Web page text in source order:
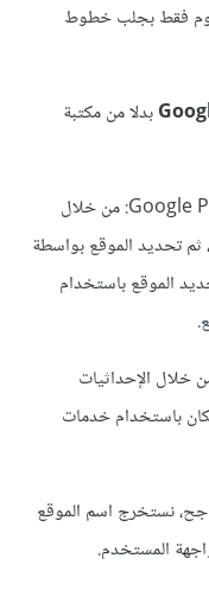
فقط بجلب خطوط
بدلا من مكتبة
: من خلال
تحديد الموقع بواسطة
الموقع باستخدام
الإحداثيات
باستخدام خدمات
نستخرج اسم الموقع
المستخدم.